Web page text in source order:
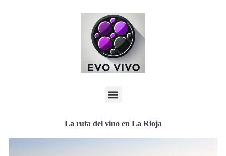
La ruta del vino en La Rioja